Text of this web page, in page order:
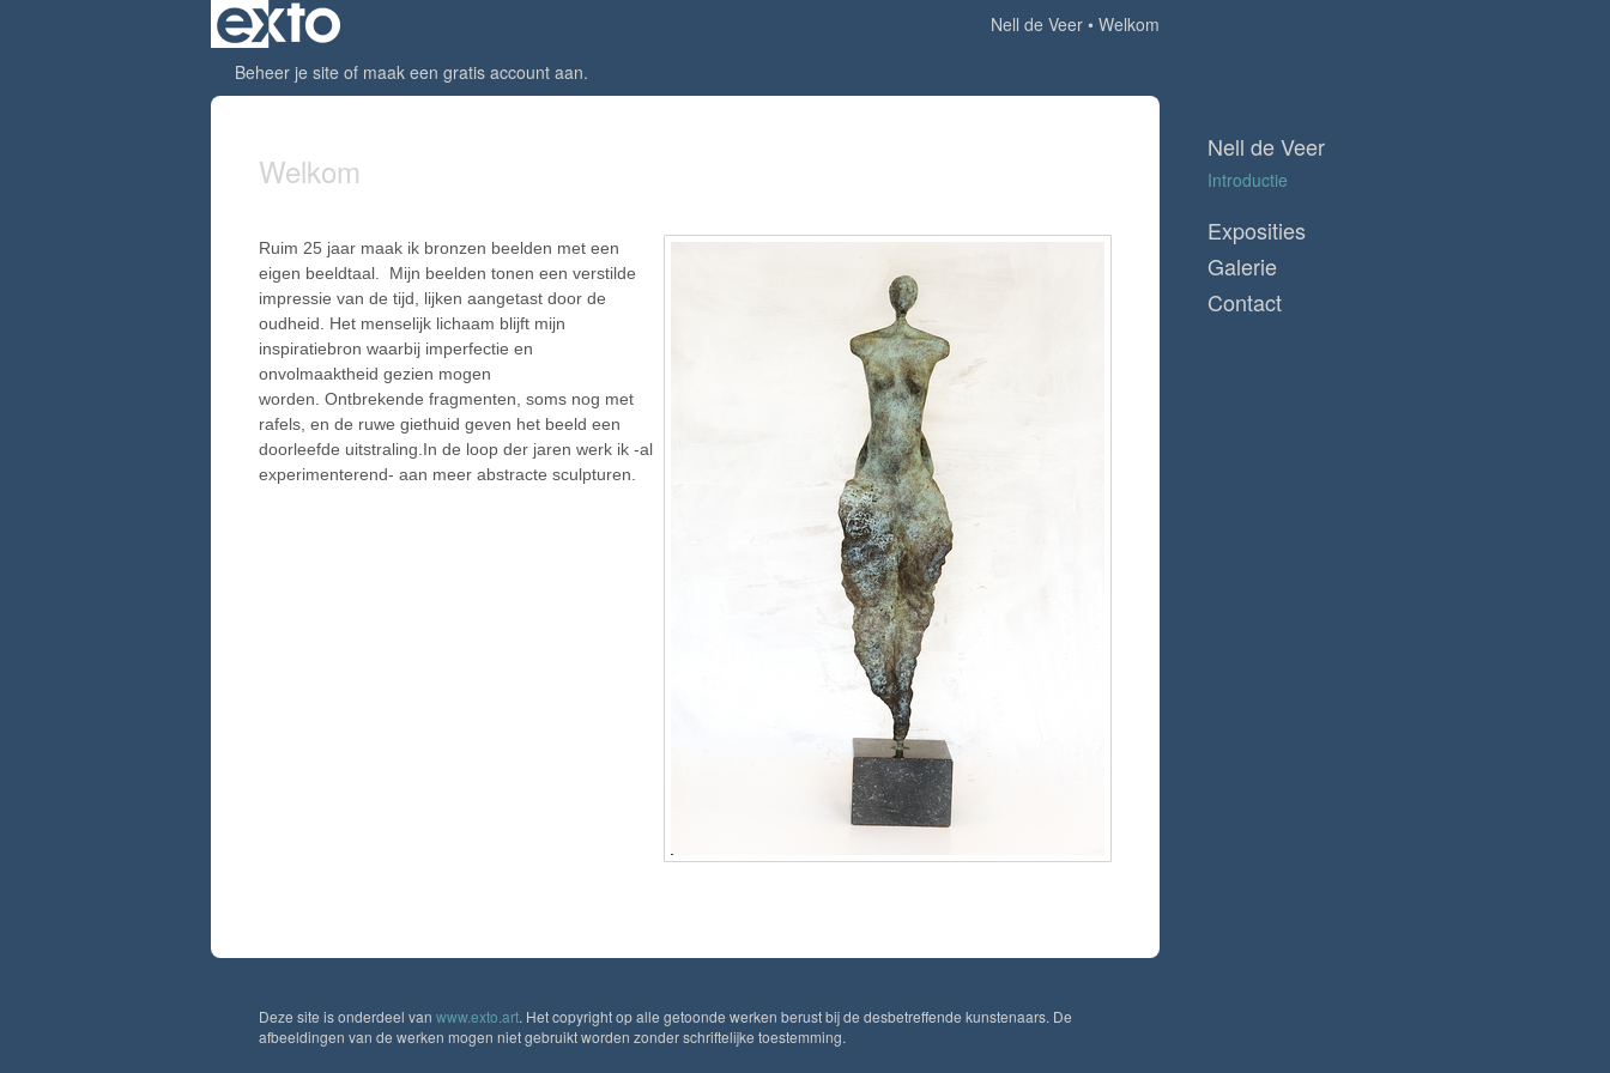
Nell de Veer
Welkom
Beheer je site of maak een gratis account aan.
Welkom
Ruim 25 jaar maak ik bronzen beelden met een
eigen beeldtaal. Mijn beelden tonen een verstilde
impressie van de tijd, lijken aangetast door de
oudheid. Het menselijk lichaam blijft mijn
inspiratiebron waarbij imperfectie en
onvolmaaktheid gezien mogen
worden. Ontbrekende fragmenten, soms nog met
rafels, en de ruwe giethuid geven het beeld een
doorleefde uitstraling.In de loop der jaren werk ik -al
experimenterend- aan meer abstracte sculpturen.
Nell de Veer
Introductie
Exposities
Galerie
Contact
Deze site is onderdeel van www.exto.art. Het copyright op alle getoonde werken berust bij de desbetreffende kunstenaars. De
afbeeldingen van de werken mogen niet gebruikt worden zonder schriftelijke toestemming.